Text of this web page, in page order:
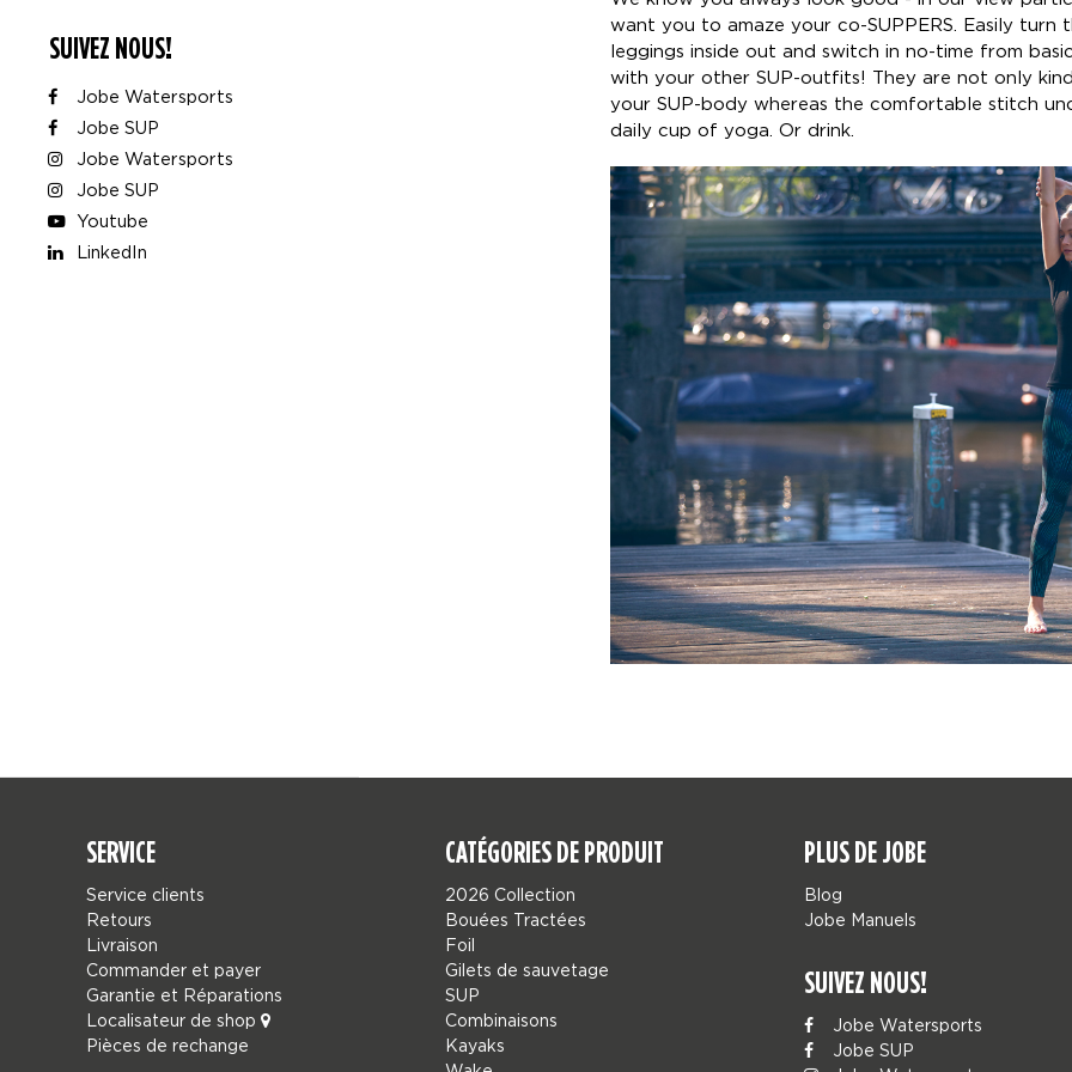
SUIVEZ NOUS!
Jobe Watersports
Jobe SUP
Jobe Watersports
Jobe SUP
Youtube
LinkedIn
want you to amaze your co-SUPPERS. Easily turn
leggings inside out and switch in no-time from
with your other SUP-outfits! They are not only
your SUP-body whereas the comfortable stitch
daily cup of yoga. Or drink.
SERVICE
Service clients
Retours
Livraison
Commander et payer
Garantie et Réparations
Localisateur de shop
Pièces de rechange
CATÉGORIES DE PRODUIT
2026 Collection
Bouées Tractées
Foil
Gilets de sauvetage
SUP
Combinaisons
Kayaks
PLUS DE JOBE
Blog
Jobe Manuels
SUIVEZ NOUS!
Jobe Watersports
Jobe SUP